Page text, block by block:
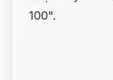
100".